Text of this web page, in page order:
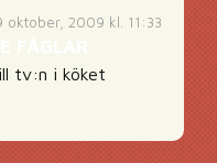
oktober, 2009 kl. 11:33
tv:n i köket